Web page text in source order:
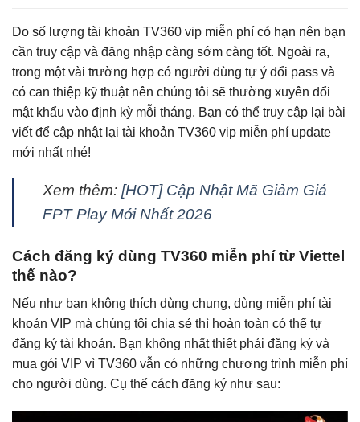
Do số lượng tài khoản TV360 vip miễn phí có hạn nên bạn
cần truy cập và đăng nhập càng sớm càng tốt. Ngoài ra,
trong một vài trường hợp có người dùng tự ý đổi pass và
có can thiệp kỹ thuật nên chúng tôi sẽ thường xuyên đổi
mật khẩu vào định kỳ mỗi tháng. Bạn có thể truy cập lại bài
viết để cập nhật lại tài khoản TV360 vip miễn phí update
mới nhất nhé!
Xem thêm: [HOT] Cập Nhật Mã Giảm Giá
FPT Play Mới Nhất 2026
Cách đăng ký dùng TV360 miễn phí từ Viettel
thế nào?
Nếu như bạn không thích dùng chung, dùng miễn phí tài
khoản VIP mà chúng tôi chia sẻ thì hoàn toàn có thể tự
đăng ký tài khoản. Bạn không nhất thiết phải đăng ký và
mua gói VIP vì TV360 vẫn có những chương trình miễn phí
cho người dùng. Cụ thể cách đăng ký như sau: